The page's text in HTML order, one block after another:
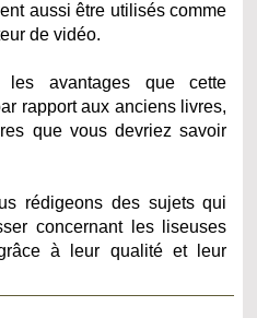
aussi être utilisés comme
de vidéo.
avantages que cette
rapport aux anciens livres,
que vous devriez savoir
rédigeons des sujets qui
concernant les liseuses
à leur qualité et leur